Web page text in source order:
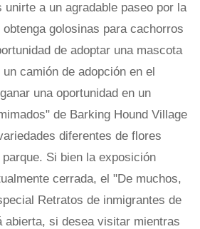
unirte a un agradable paseo por la
golosinas para cachorros
de adoptar una mascota
camión de adopción en el
una oportunidad en un
de Barking Hound Village
diferentes de flores
Si bien la exposición
cerrada, el "De muchos,
Retratos de inmigrantes de
abierta, si desea visitar mientras